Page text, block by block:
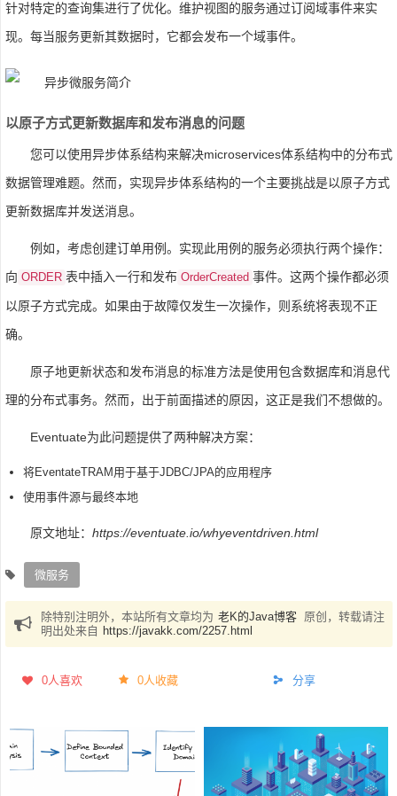
针对特定的查询集进行了优化。维护视图的服务通过订阅域事件来实
现。每当服务更新其数据时，它都会发布一个域事件。
以原子方式更新数据库和发布消息的问题
您可以使用异步体系结构来解决microservices体系结构中的分布式
数据管理难题。然而，实现异步体系结构的一个主要挑战是以原子方式
更新数据库并发送消息。
例如，考虑创建订单用例。实现此用例的服务必须执行两个操作：
向 ORDER 表中插入一行和发布 OrderCreated 事件。这两个操作都必须
以原子方式完成。如果由于故障仅发生一次操作，则系统将表现不正
确。
原子地更新状态和发布消息的标准方法是使用包含数据库和消息代
理的分布式事务。然而，出于前面描述的原因，这正是我们不想做的。
Eventuate为此问题提供了两种解决方案：
将EventateTRAM用于基于JDBC/JPA的应用程序
使用事件源与最终本地
原文地址： https://eventuate.io/whyeventdriven.html
微服务
除特别注明外，本站所有文章均为 老K的Java博客 原创，转载请注
明出处来自 https://javakk.com/2257.html
0人喜欢 0人收藏 分享